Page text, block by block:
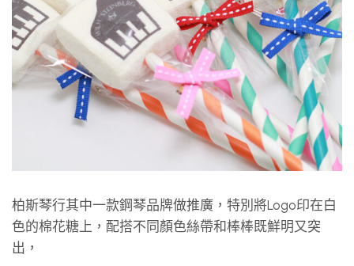
柏斯琴行其中一款鋼琴品牌做推廣，特別將Logo印在白
色的棉花糖上，配搭不同顏色絲帶和棒棒既鮮明又突
出，